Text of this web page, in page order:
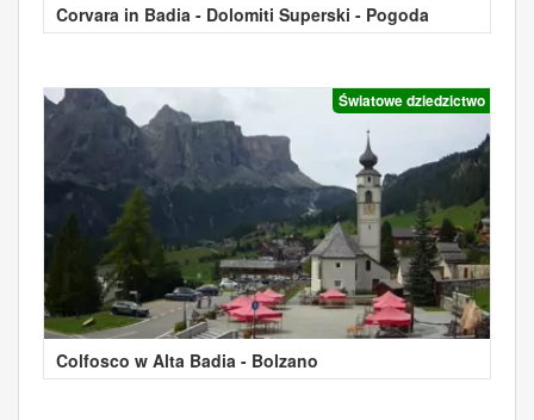
Corvara in Badia - Dolomiti Superski - Pogoda
Światowe dziedzictwo
Colfosco w Alta Badia - Bolzano